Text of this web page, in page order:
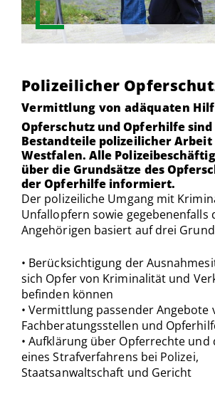
Polizeilicher
Vermittlung von adäquaten
Opferschutz und Opferhilfe
Bestandteile polizeilicher
Westfalen. Alle
über die Grundsätze des
der Opferhilfe informiert.
Der polizeiliche Umgang mit
Unfallopfern sowie gegebenenfalls
Angehörigen basiert auf drei
• Berücksichtigung der
sich Opfer von Kriminalität und
befinden können
• Vermittlung passender Angebote
Fachberatungsstellen und
• Aufklärung über Opferrechte und
eines Strafverfahrens bei Polizei,
Staatsanwaltschaft und Gericht